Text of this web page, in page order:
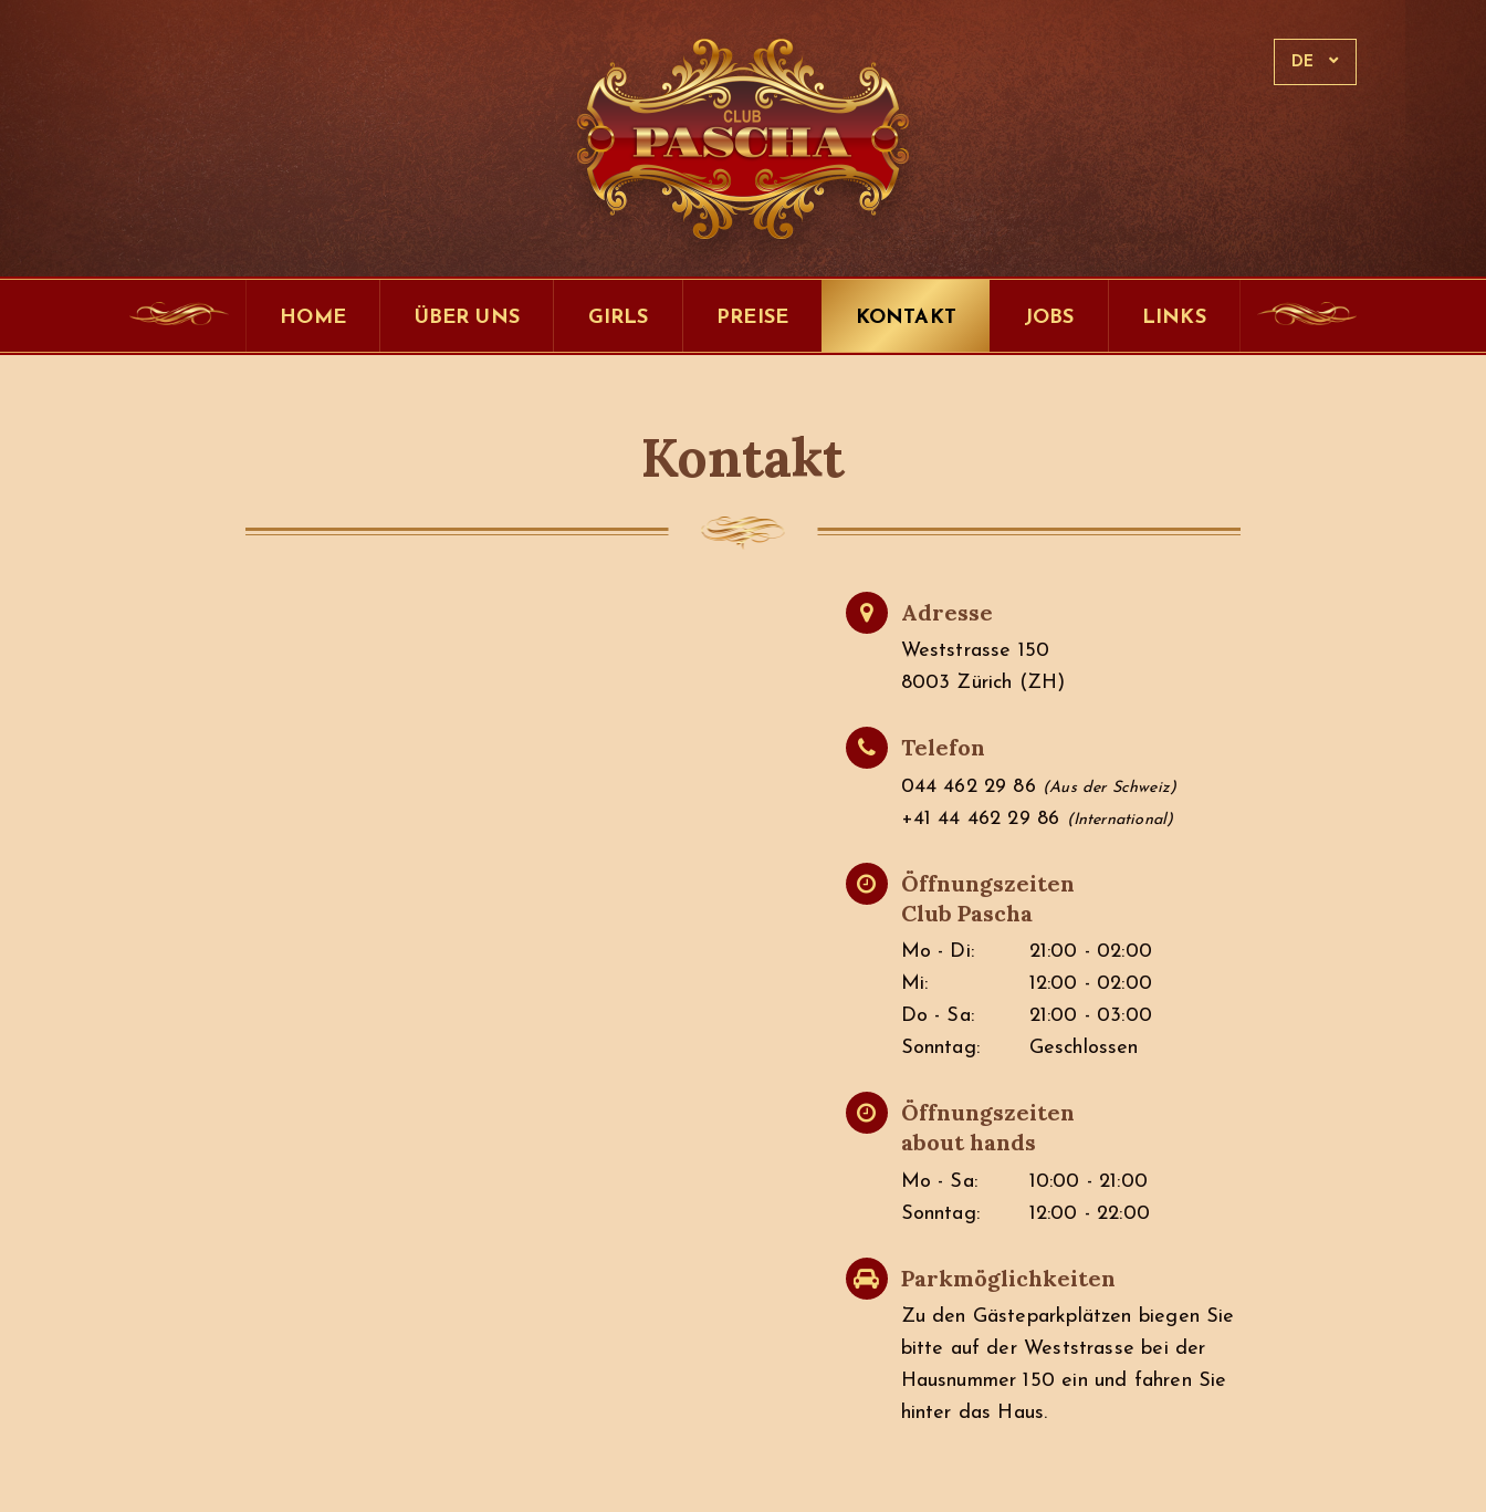
DE
HOME ÜBER UNS GIRLS PREISE KONTAKT JOBS LINKS
Kontakt
Adresse
Weststrasse 150
8003 Zürich (ZH)
Telefon
044 462 29 86 (Aus der Schweiz)
+41 44 462 29 86 (International)
Öffnungszeiten
Club Pascha
Mo - Di:
21:00 - 02:00
Mi:
12:00 - 02:00
Do - Sa:
21:00 - 03:00
Sonntag:
Geschlossen
Öffnungszeiten
about hands
Mo - Sa:
10:00 - 21:00
Sonntag:
12:00 - 22:00
Parkmöglichkeiten
Zu den Gästeparkplätzen biegen Sie
bitte auf der Weststrasse bei der
Hausnummer 150 ein und fahren Sie
hinter das Haus.